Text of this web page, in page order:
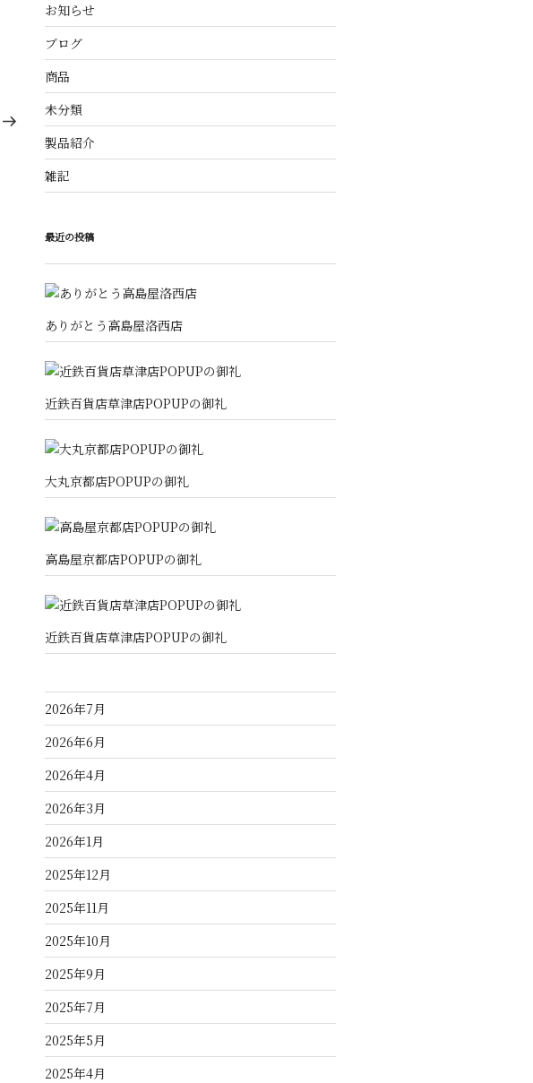
の
お知らせ
ブログ
商品
未分類
製品紹介
雑記
最近の投稿
ありがとう高島屋洛西店
近鉄百貨店草津店POPUPの御礼
大丸京都店POPUPの御礼
高島屋京都店POPUPの御礼
近鉄百貨店草津店POPUPの御礼
2026年7月
2026年6月
2026年4月
2026年3月
2026年1月
2025年12月
2025年11月
2025年10月
2025年9月
2025年7月
2025年5月
2025年4月